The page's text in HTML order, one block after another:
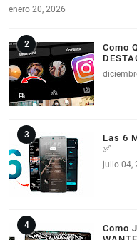
enero 20, 2026
Como
Las 6
✅
julio 04,
Como